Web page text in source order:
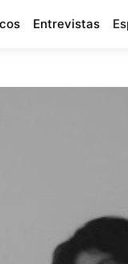
Entrevistas